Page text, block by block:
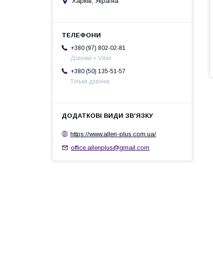
+380 (97) 802-02-81
Дзвінки + Viber
+380 (50) 135-51-57
Тільки дзвінки
https://www.allen-plus.com.ua/
office.allenplus@gmail.com